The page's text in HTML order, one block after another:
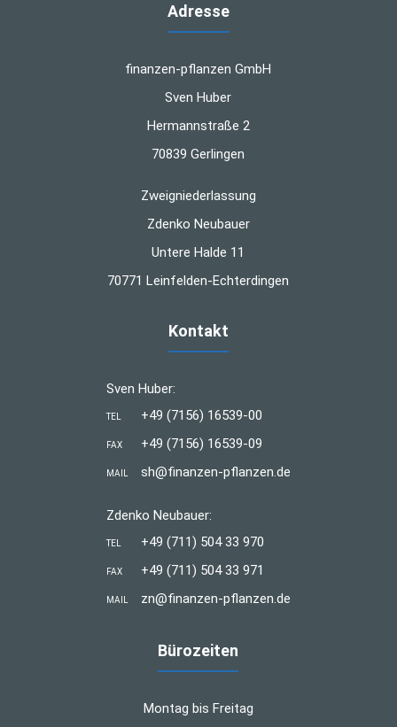
Adresse
finanzen-pflanzen GmbH
Sven Huber
Hermannstraße 2
70839 Gerlingen
Zweigniederlassung
Zdenko Neubauer
Untere Halde 11
70771 Leinfelden-Echterdingen
Kontakt
Sven Huber:
TEL +49 (7156) 16539-00
FAX +49 (7156) 16539-09
MAIL sh@finanzen-pflanzen.de
Zdenko Neubauer:
TEL +49 (711) 504 33 970
FAX +49 (711) 504 33 971
MAIL zn@finanzen-pflanzen.de
Bürozeiten
Montag bis Freitag